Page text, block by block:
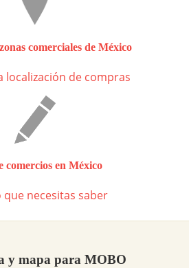
comerciales de México
localización de compras
comercios en México
que necesitas saber
y mapa para MOBO